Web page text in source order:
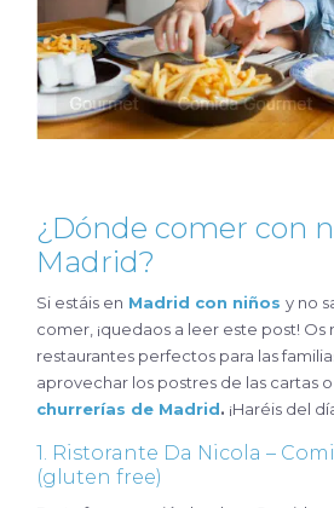
¿Dónde comer con
Madrid?
Si estáis en Madrid con niños y no
comer, ¡quedaos a leer este post! Os
restaurantes perfectos para las
aprovechar los postres de las cartas
churrerías de Madrid. ¡Haréis del
1. Ristorante Da Nicola –
(gluten free)